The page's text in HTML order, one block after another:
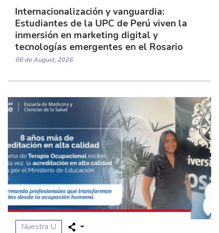
Internacionalización y vanguardia:
Estudiantes de la UPC de Perú viven la
inmersión en marketing digital y
tecnologías emergentes en el Rosario
06 de August, 2026
Nuestra U